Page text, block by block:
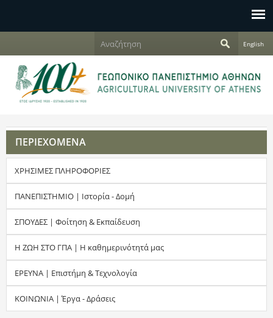
Φ
ό
μ
α
α
ν
α
ζ
ή
τ
ζ
ή
τ
η
English
ΠΕΡΙΕΧΟΜΕΝΑ
ΧΡΗΣΙΜΕΣ ΠΛΗΡΟΦΟΡΙΕΣ
ΠΑΝΕΠΙΣΤΗΜΙΟ | Ιστορία - Δομή
ΣΠΟΥΔΕΣ | Φοίτηση & Εκπαίδευση
Η ΖΩΗ ΣΤΟ ΓΠΑ | Η καθημερινότητά μας
ΕΡΕΥΝΑ | Επιστήμη & Τεχνολογία
ΚΟΙΝΩΝΙΑ | Έργα - Δράσεις